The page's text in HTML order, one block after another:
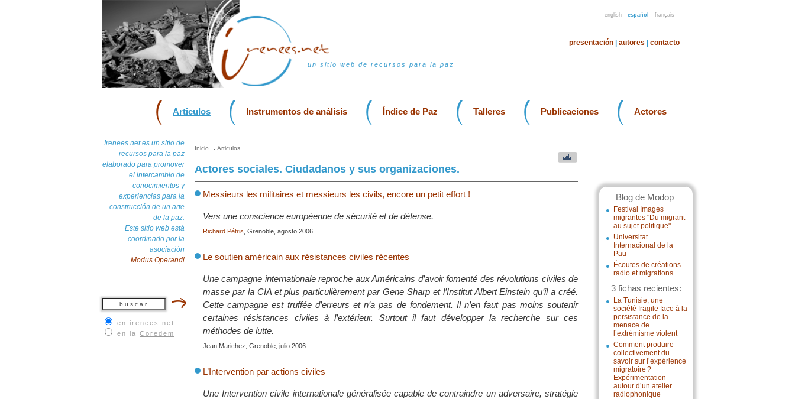
english español français
un sitio web de recursos para la paz
presentación autores contacto
Articulos Instrumentos de análisis Índice de Paz Talleres Publicaciones Actores
Irenees.net es un sitio de
recursos para la paz
elaborado para promover
el intercambio de
conocimientos y
experiencias para la
construcción de un arte
de la paz.
Este sitio web está
coordinado por la
asociación
Modus Operandi
en irenees.net
en la Coredem
Blog de Modop
Festival Images
migrantes "Du migrant
au sujet politique"
Universitat
Internacional de la
Pau
Écoutes de créations
radio et migrations
3 fichas recientes:
La Tunisie, une
société fragile face à la
persistance de la
menace de
l’extrémisme violent
Comment produire
collectivement du
savoir sur l’expérience
migratoire ?
Expérimentation
autour d’un atelier
radiophonique
Inicio Articulos
Actores sociales. Ciudadanos y sus organizaciones.
Messieurs les militaires et messieurs les civils, encore un petit effort !
Vers une conscience européenne de sécurité et de défense.
Richard Pétris , Grenoble, agosto 2006
Le soutien américain aux résistances civiles récentes
Une campagne internationale reproche aux Américains d’avoir fomenté des révolutions civiles de
masse par la CIA et plus particulièrement par Gene Sharp et l’Institut Albert Einstein qu’il a créé.
Cette campagne est truffée d’erreurs et n’a pas de fondement. Il n’en faut pas moins soutenir
certaines résistances civiles à l’extérieur. Surtout il faut développer la recherche sur ces
méthodes de lutte.
Jean Marichez, Grenoble, julio 2006
L’Intervention par actions civiles
Une Intervention civile internationale généralisée capable de contraindre un adversaire, stratégie